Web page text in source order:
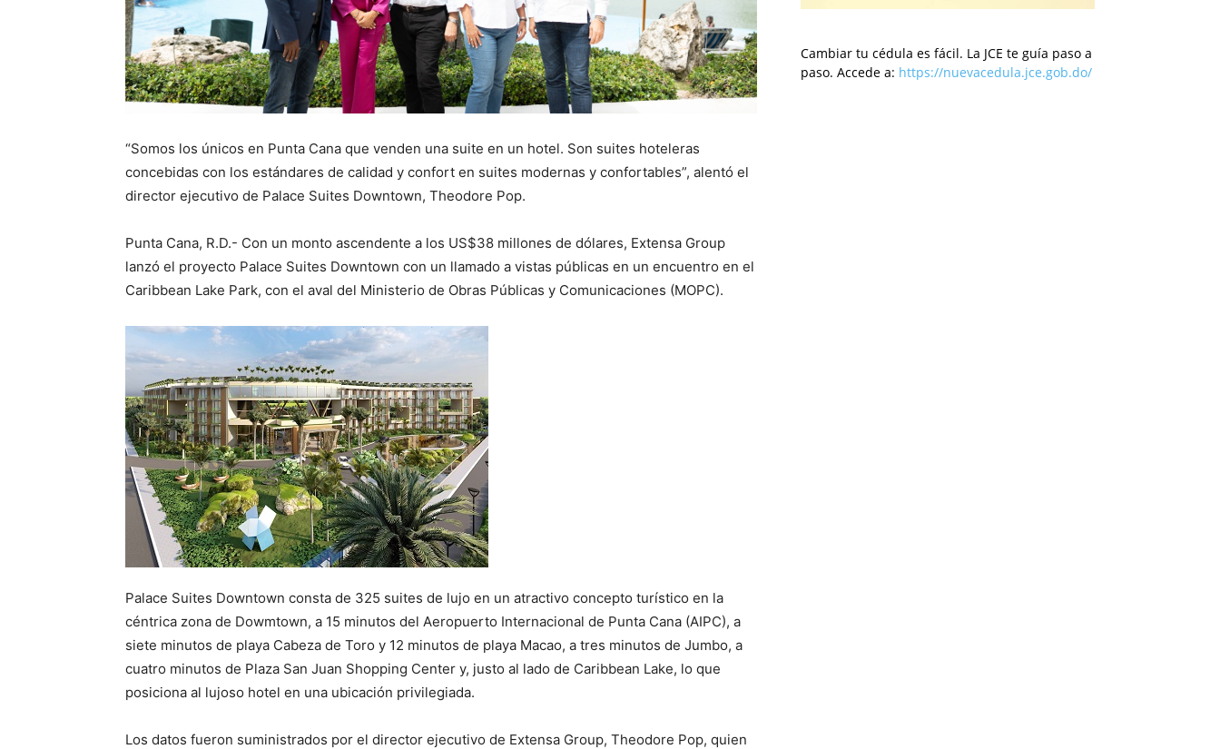
“Somos los únicos en Punta Cana que venden una suite en un hotel. Son suites hoteleras
concebidas con los estándares de calidad y confort en suites modernas y confortables”, alentó el
director ejecutivo de Palace Suites Downtown, Theodore Pop.
Punta Cana, R.D.- Con un monto ascendente a los US$38 millones de dólares, Extensa Group
lanzó el proyecto Palace Suites Downtown con un llamado a vistas públicas en un encuentro en el
Caribbean Lake Park, con el aval del Ministerio de Obras Públicas y Comunicaciones (MOPC).
Palace Suites Downtown consta de 325 suites de lujo en un atractivo concepto turístico en la
céntrica zona de Dowmtown, a 15 minutos del Aeropuerto Internacional de Punta Cana (AIPC), a
siete minutos de playa Cabeza de Toro y 12 minutos de playa Macao, a tres minutos de Jumbo, a
cuatro minutos de Plaza San Juan Shopping Center y, justo al lado de Caribbean Lake, lo que
posiciona al lujoso hotel en una ubicación privilegiada.
Los datos fueron suministrados por el director ejecutivo de Extensa Group, Theodore Pop, quien
Cambiar tu cédula es fácil. La JCE te guía paso a
paso. Accede a: https://nuevacedula.jce.gob.do/